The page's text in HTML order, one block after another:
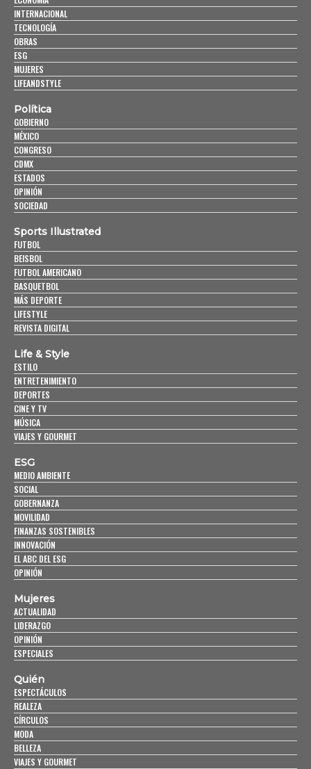
INTERNACIONAL
TECNOLOGÍA
OBRAS
ESG
MUJERES
LIFEANDSTYLE
Política
GOBIERNO
MÉXICO
CONGRESO
CDMX
ESTADOS
OPINIÓN
SOCIEDAD
Sports Illustrated
FUTBOL
BEISBOL
FUTBOL AMERICANO
BASQUETBOL
MÁS DEPORTE
LIFESTYLE
REVISTA DIGITAL
Life & Style
ESTILO
ENTRETENIMIENTO
DEPORTES
CINE Y TV
MÚSICA
VIAJES Y GOURMET
ESG
MEDIO AMBIENTE
SOCIAL
GOBERNANZA
MOVILIDAD
FINANZAS SOSTENIBLES
INNOVACIÓN
EL ABC DEL ESG
OPINIÓN
Mujeres
ACTUALIDAD
LIDERAZGO
OPINIÓN
ESPECIALES
Quién
ESPECTÁCULOS
REALEZA
CÍRCULOS
MODA
BELLEZA
VIAJES Y GOURMET